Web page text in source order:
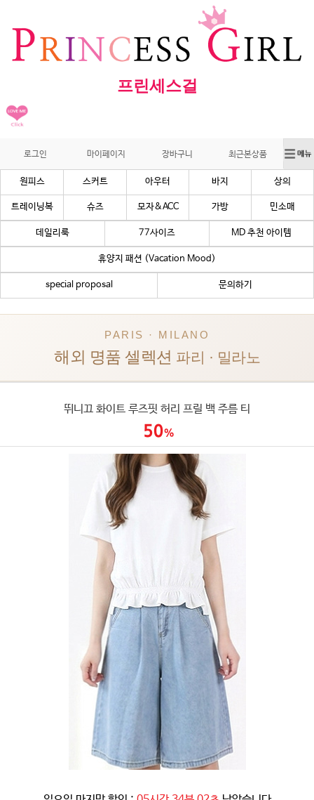
프린세스걸
로그인 마이페이지 장바구니 최근본상품
원피스 스커트 아우터 바지 상의
트레이닝복 슈즈 모자&ACC 가방 민소매
데일리룩 77사이즈 MD 추천 아이템
휴양지 패션 (Vacation Mood)
special proposal 문의하기
PARIS · MILANO
해외 명품 셀렉션 파리 · 밀라노
뛰니끄 화이트 루즈핏 허리 프릴 백 주름 티